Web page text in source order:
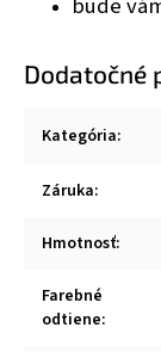
Dodatočné
Kategória:
Záruka:
Hmotnosť:
Farebné
odtiene: